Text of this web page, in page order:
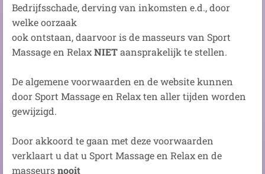
Bedrijfsschade, derving van inkomsten e.d., door
welke oorzaak
ook ontstaan, daarvoor is de masseurs van Sport
Massage en RelaxNIETaansprakelijk te stellen.
De algemene voorwaarden en de website kunnen
door Sport Massage en Relax ten aller tijden worden
gewijzigd.
Door akkoord te gaan met deze voorwaarden
verklaart u dat u Sport Massage en Relax en de
masseursnooit